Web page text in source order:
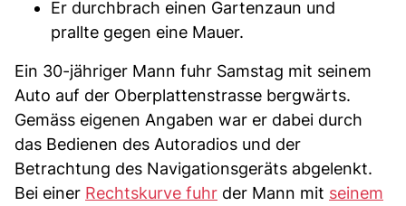
Er durchbrach einen Gartenzaun und
prallte gegen eine Mauer.
Ein 30-jähriger Mann fuhr Samstag mit seinem
Auto auf der Oberplattenstrasse bergwärts.
Gemäss eigenen Angaben war er dabei durch
das Bedienen des Autoradios und der
Betrachtung des Navigationsgeräts abgelenkt.
Bei einer Rechtskurve fuhr der Mann mit seinem